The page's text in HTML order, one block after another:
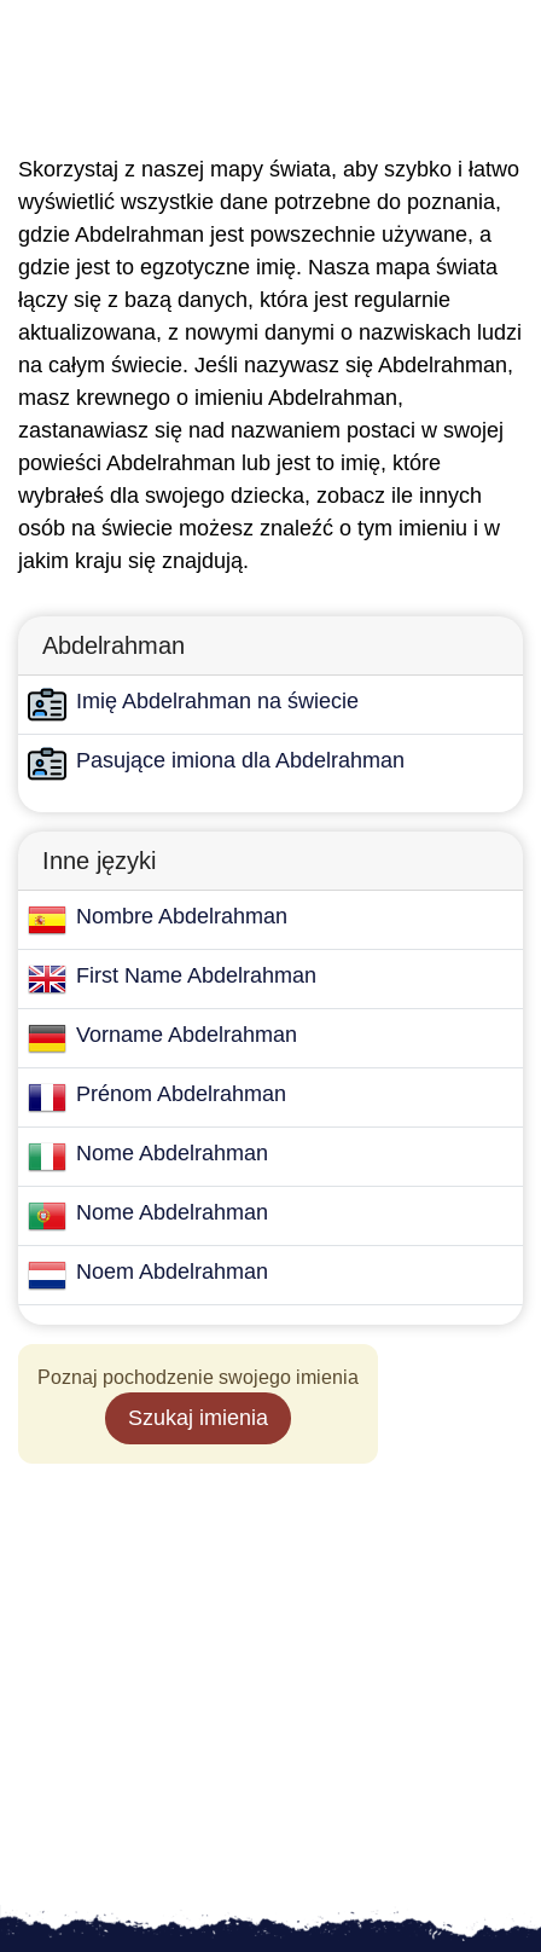
Skorzystaj z naszej mapy świata, aby szybko i łatwo
wyświetlić wszystkie dane potrzebne do poznania,
gdzie Abdelrahman jest powszechnie używane, a
gdzie jest to egzotyczne imię. Nasza mapa świata
łączy się z bazą danych, która jest regularnie
aktualizowana, z nowymi danymi o nazwiskach ludzi
na całym świecie. Jeśli nazywasz się Abdelrahman,
masz krewnego o imieniu Abdelrahman,
zastanawiasz się nad nazwaniem postaci w swojej
powieści Abdelrahman lub jest to imię, które
wybrałeś dla swojego dziecka, zobacz ile innych
osób na świecie możesz znaleźć o tym imieniu i w
jakim kraju się znajdują.
Abdelrahman
Imię Abdelrahman na świecie
Pasujące imiona dla Abdelrahman
Inne języki
Nombre Abdelrahman
First Name Abdelrahman
Vorname Abdelrahman
Prénom Abdelrahman
Nome Abdelrahman
Nome Abdelrahman
Noem Abdelrahman
Poznaj pochodzenie swojego imienia
Szukaj imienia